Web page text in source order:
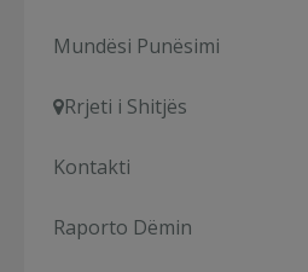
Mundësi Punësimi
Rrjeti i Shitjës
Kontakti
Raporto Dëmin